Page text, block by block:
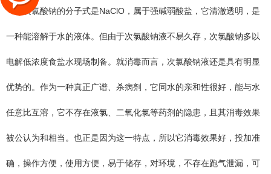
次氯酸钠的分子式是NaClO，属于强碱弱酸盐，它清澈透明，是
一种能溶解于水的液体。但由于次氯酸钠液不易久存，次氯酸钠多以
电解低浓度食盐水现场制备。就消毒而言，次氯酸钠液还是具有明显
优势的。作为一种真正广谱、杀病剂，它同水的亲和性很好，能与水
任意比互溶，它不存在液氯、二氧化氯等药剂的隐患，且其消毒效果
被公认为和相当。也正是因为这一特点，所以它消毒效果好，投加准
确，操作方便，使用方便，易于储存，对环境，不存在跑气泄漏，可